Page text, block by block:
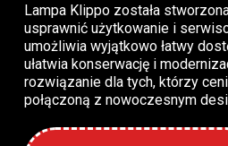
Lampa Klippo została
usprawnić użytkowanie i
umożliwia wyjątkowo łatwy
ułatwia konserwację i
rozwiązanie dla tych, którzy
połączoną z nowoczesnym